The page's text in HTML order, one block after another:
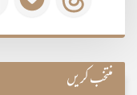
منتخب کریں